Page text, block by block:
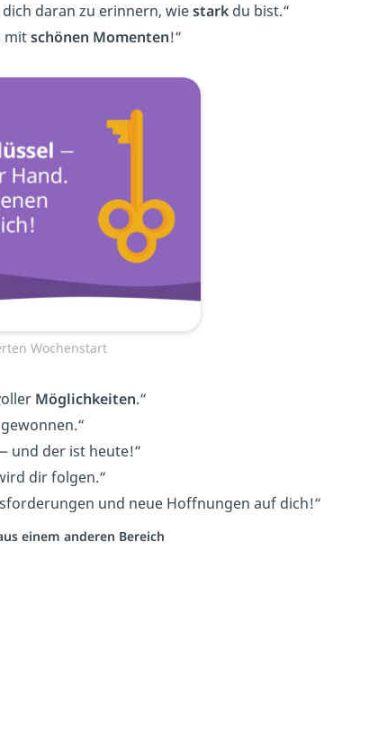
daran zu erinnern, wiestarkdu bist.“
mitschönen Momenten!“
Wochenstart
Möglichkeiten.“
und der ist heute!“
dir folgen.“
und neue Hoffnungen auf dich!“
einem anderen Bereich